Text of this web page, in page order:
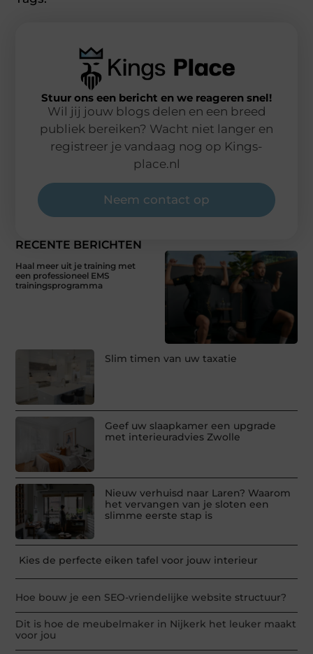
RECENTE BERICHTEN
Haal meer uit je training met
een professioneel EMS
trainingsprogramma
Slim timen van uw taxatie
Geef uw slaapkamer een upgrade
met interieuradvies Zwolle
Nieuw verhuisd naar Laren? Waarom
het vervangen van je sloten een
slimme eerste stap is
Kies de perfecte eiken tafel voor jouw interieur
Hoe bouw je een SEO-vriendelijke website structuur?
Dit is hoe de meubelmaker in Nijkerk het leuker maakt
voor jou
Stuur ons een bericht en we reageren snel!
Wil jij jouw blogs delen en een breed
publiek bereiken? Wacht niet langer en
registreer je vandaag nog op Kings-
place.nl
Neem contact op